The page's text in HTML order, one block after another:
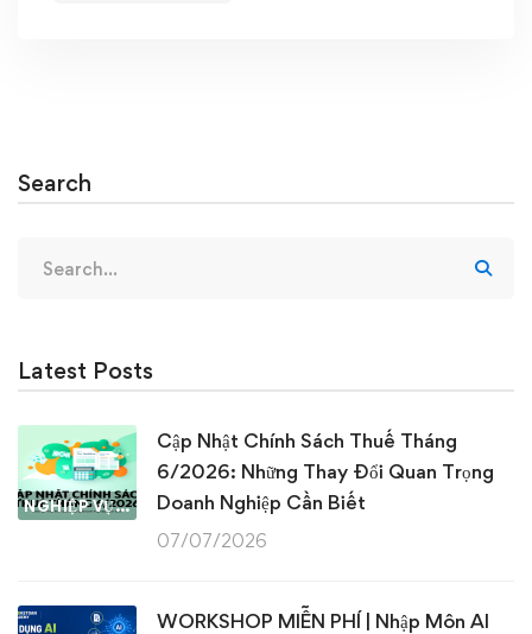
Search
for:
Latest Posts
NGHIỆP VỤ KẾ TOÁN & THUẾ
Cập Nhật Chính Sách Thuế Tháng
6/2026: Những Thay Đổi Quan Trọng
Doanh Nghiệp Cần Biết
07/07/2026
WORKSHOP MIỄN PHÍ | Nhập Môn AI